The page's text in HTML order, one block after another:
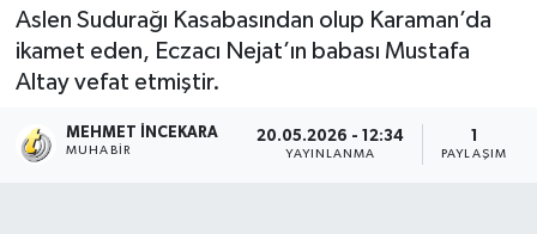
Aslen Sudurağı Kasabasından olup Karaman’da
ikamet eden, Eczacı Nejat’ın babası Mustafa
Altay vefat etmiştir.
MEHMET İNCEKARA
MUHABIR
20.05.2026 - 12:34
YAYINLANMA
1
PAYLAŞIM